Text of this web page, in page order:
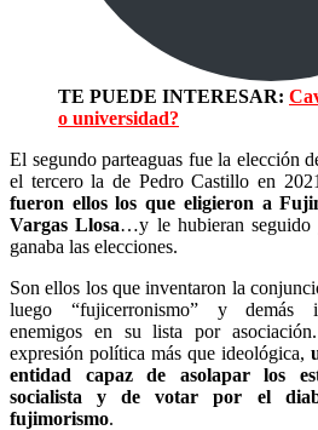
TE PUEDE INTERESAR:
o universidad?
El segundo parteaguas fue la elección
el tercero la de Pedro Castillo en
fueron ellos los que eligieron a
Vargas Llosa…y le hubieran seguido
ganaba las elecciones.
Son ellos los que inventaron la
luego “fujicerronismo” y demás
enemigos en su lista por
expresión política más que ideológica,
entidad capaz de asolapar los
socialista y de votar por el
fujimorismo.